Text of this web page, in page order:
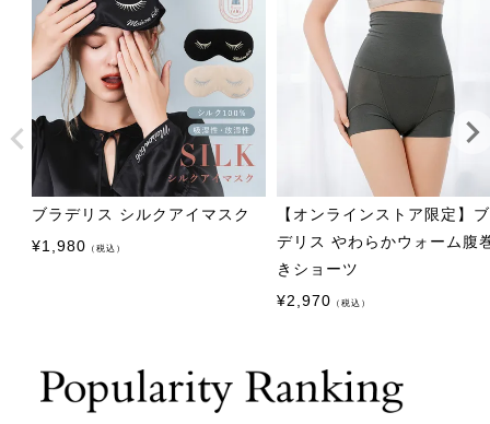
ブラデリス シルクアイマスク
¥1,980 （税込）
【オンラインストア限定】
デリス やわらかウォーム腹
きショーツ
¥2,970 （税込）